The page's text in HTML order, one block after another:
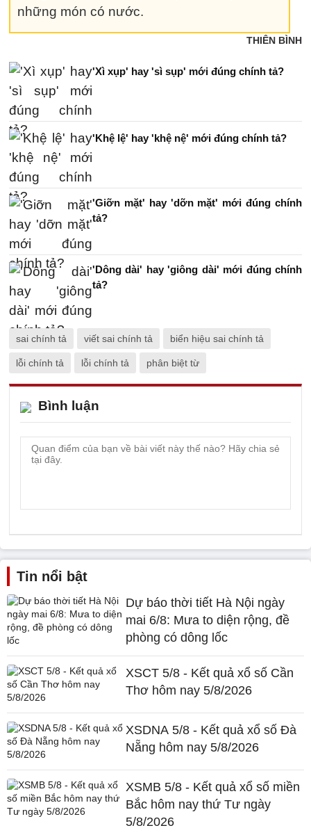
những món có nước.
THIÊN BÌNH
'Xì xụp' hay 'sì sụp' mới đúng chính tả?
'Khệ lệ' hay 'khệ nệ' mới đúng chính tả?
'Giỡn mặt' hay 'dỡn mặt' mới đúng chính
tả?
'Dông dài' hay 'giông dài' mới đúng chính
tả?
sai chính tả viết sai chính tả biển hiệu sai chính tả
lỗi chính tả lỗi chính tả phân biệt từ
Bình luận
Tin nổi bật
Dự báo thời tiết Hà Nội ngày
mai 6/8: Mưa to diện rộng, đề
phòng có dông lốc
XSCT 5/8 - Kết quả xổ số Cần
Thơ hôm nay 5/8/2026
XSDNA 5/8 - Kết quả xổ số Đà
Nẵng hôm nay 5/8/2026
XSMB 5/8 - Kết quả xổ số miền
Bắc hôm nay thứ Tư ngày
5/8/2026